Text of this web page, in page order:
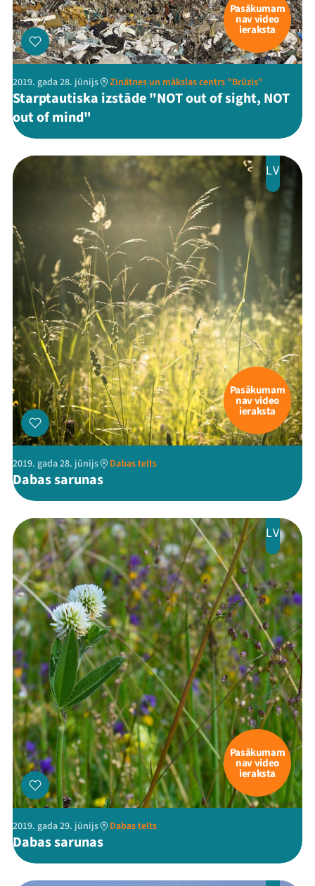
Pasākumam
nav video
ieraksta
2019. gada 28. jūnijs Zinātnes un mākslas centrs "Brūzis"
Starptautiska izstāde "NOT out of sight, NOT
out of mind"
LV
Pasākumam
nav video
ieraksta
2019. gada 28. jūnijs Dabas telts
Dabas sarunas
LV
Pasākumam
nav video
ieraksta
2019. gada 29. jūnijs Dabas telts
Dabas sarunas